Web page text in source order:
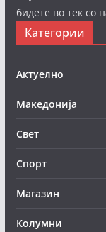
бидете во тек со
Категории
Актуелно
Македонија
Свет
Спорт
Магазин
Колумни